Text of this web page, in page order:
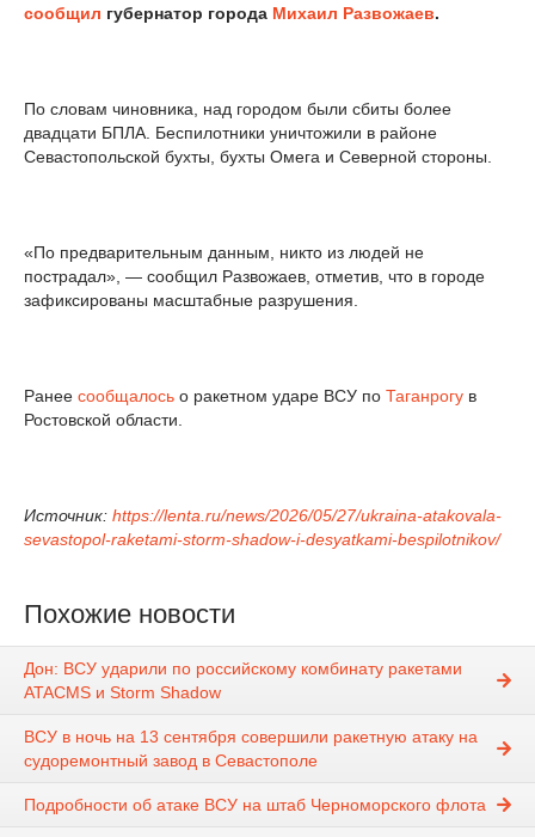
сообщил губернатор города Михаил Развожаев.
По словам чиновника, над городом были сбиты более
двадцати БПЛА. Беспилотники уничтожили в районе
Севастопольской бухты, бухты Омега и Северной стороны.
«По предварительным данным, никто из людей не
пострадал», — сообщил Развожаев, отметив, что в городе
зафиксированы масштабные разрушения.
Ранее сообщалось о ракетном ударе ВСУ по Таганрогу в
Ростовской области.
Источник: https://lenta.ru/news/2026/05/27/ukraina-atakovala-
sevastopol-raketami-storm-shadow-i-desyatkami-bespilotnikov/
Похожие новости
Дон: ВСУ ударили по российскому комбинату ракетами
ATACMS и Storm Shadow
ВСУ в ночь на 13 сентября совершили ракетную атаку на
судоремонтный завод в Севастополе
Подробности об атаке ВСУ на штаб Черноморского флота